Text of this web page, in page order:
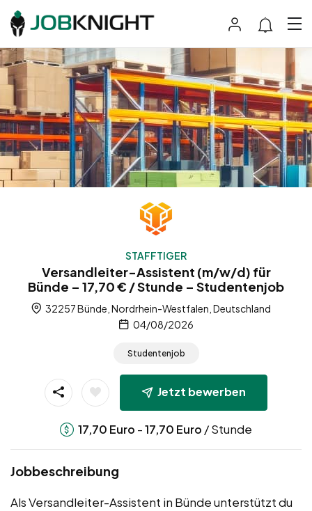
STAFFTIGER
Versandleiter-Assistent (m/w/d) für
Bünde – 17,70 € / Stunde – Studentenjob
32257 Bünde, Nordrhein-Westfalen, Deutschland
04/08/2026
Studentenjob
Jetzt bewerben
17,70 Euro -17,70 Euro / Stunde
Jobbeschreibung
Als Versandleiter-Assistent in Bünde unterstützt du